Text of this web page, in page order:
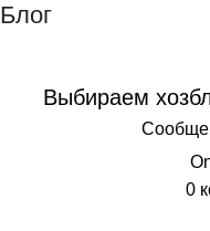
Блог
Выбираем
0